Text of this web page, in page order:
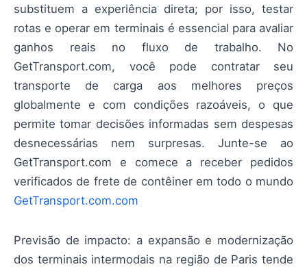
substituem a experiência direta; por isso, testar
rotas e operar em terminais é essencial para avaliar
ganhos reais no fluxo de trabalho. No
GetTransport.com, você pode contratar seu
transporte de carga aos melhores preços
globalmente e com condições razoáveis, o que
permite tomar decisões informadas sem despesas
desnecessárias nem surpresas. Junte-se ao
GetTransport.com e comece a receber pedidos
verificados de frete de contêiner em todo o mundo
GetTransport.com.com
Previsão de impacto: a expansão e modernização
dos terminais intermodais na região de Paris tende